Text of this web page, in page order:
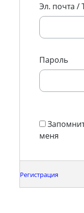
Эл. почта /
Пароль
меня
Регистрация